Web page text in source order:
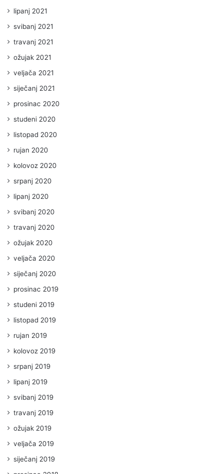
lipanj 2021
svibanj 2021
travanj 2021
ožujak 2021
veljača 2021
siječanj 2021
prosinac 2020
studeni 2020
listopad 2020
rujan 2020
kolovoz 2020
srpanj 2020
lipanj 2020
svibanj 2020
travanj 2020
ožujak 2020
veljača 2020
siječanj 2020
prosinac 2019
studeni 2019
listopad 2019
rujan 2019
kolovoz 2019
srpanj 2019
lipanj 2019
svibanj 2019
travanj 2019
ožujak 2019
veljača 2019
siječanj 2019